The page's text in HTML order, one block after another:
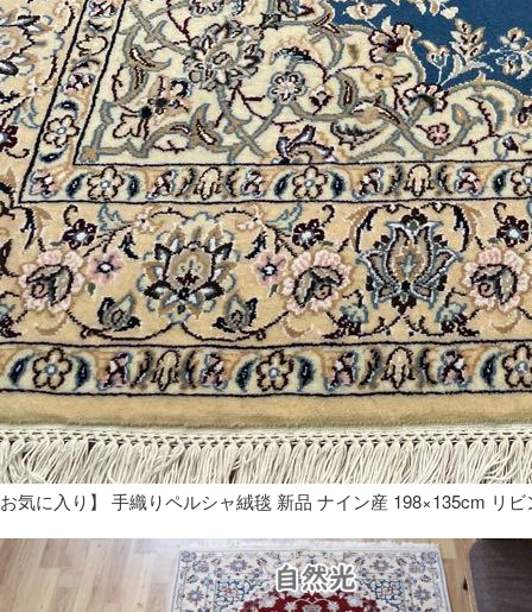
お気に入り】 手織りペルシャ絨毯 新品 ナイン産 198×135cm リビ